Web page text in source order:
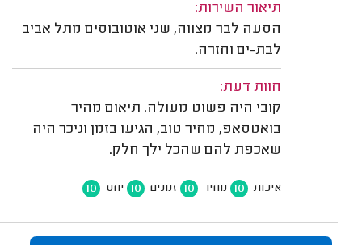
תיאור השירות:
הסעה לבר מצווה, שני אוטובוסים מתל אביב
לבת-ים וחזרה.
חוות דעת:
קובי היה פשוט מעולה. תיאום מהיר
בואטסאפ, מחיר טוב, הגיעו בזמן וניכר היה
שאכפת להם שהכל ילך חלק.
איכות 10 מחיר 10 זמנים 10 יחס 10